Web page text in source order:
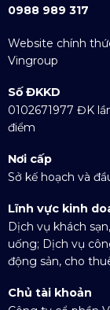
0988 989 317
Website chính
Vingroup
Số ĐKKD
0102671977 ĐK
điểm
Nơi cấp
Sở kế hoạch và
Lĩnh vực kinh
Dịch vụ khách
uống; Dịch vụ
động sản, cho
Chủ tài khoản